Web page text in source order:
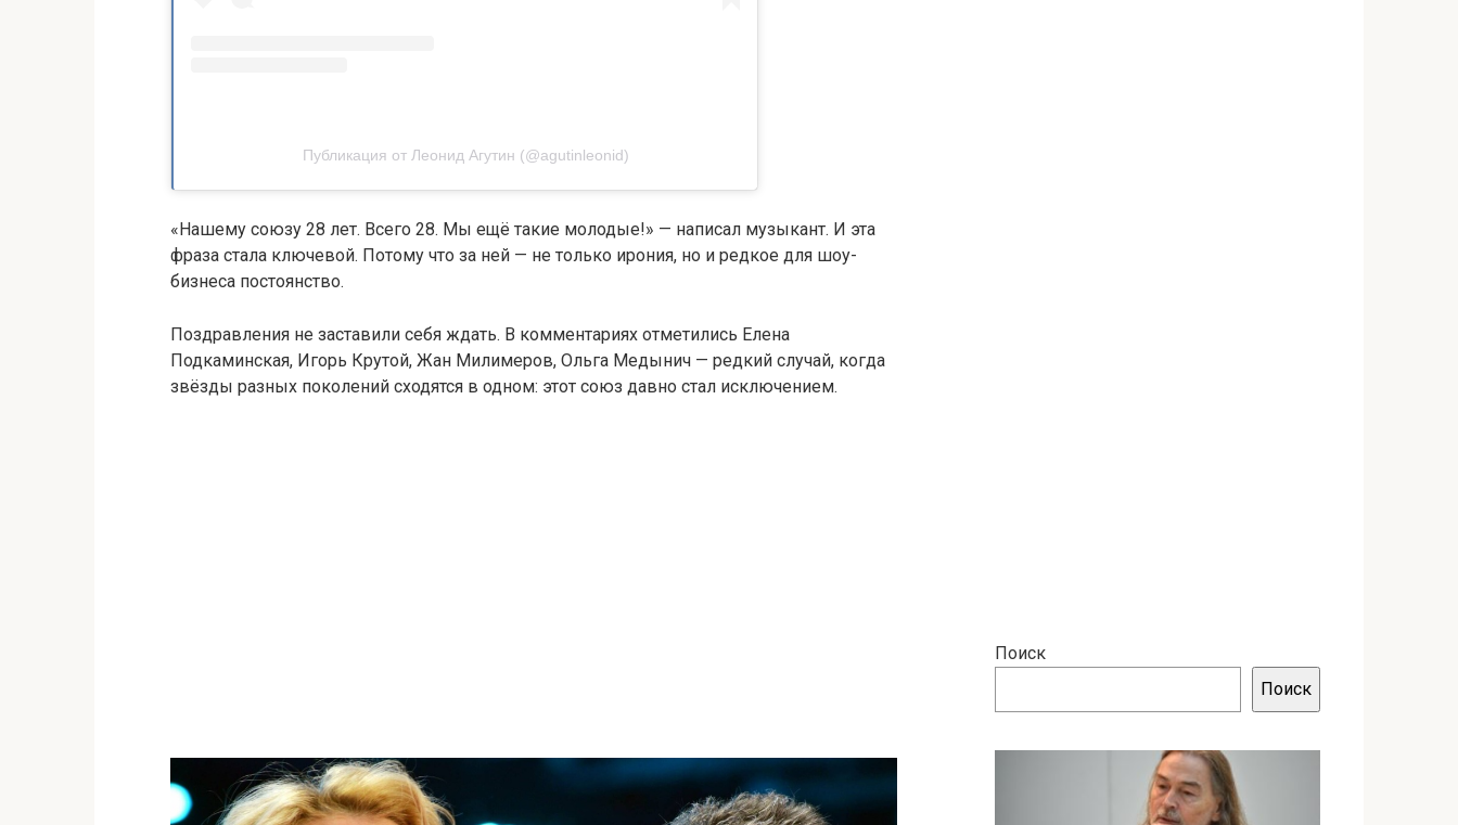
Публикация от Леонид Агутин (@agutinleonid)
«Нашему союзу 28 лет. Всего 28. Мы ещё такие молодые!» — написал музыкант. И эта
фраза стала ключевой. Потому что за ней — не только ирония, но и редкое для шоу-
бизнеса постоянство.
Поздравления не заставили себя ждать. В комментариях отметились Елена
Подкаминская, Игорь Крутой, Жан Милимеров, Ольга Медынич — редкий случай, когда
звёзды разных поколений сходятся в одном: этот союз давно стал исключением.
Поиск
Поиск